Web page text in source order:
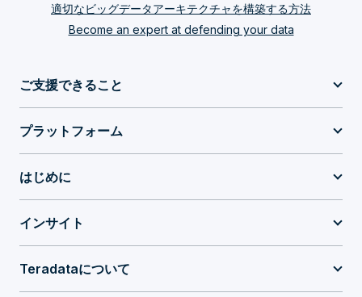
適切なビッグデータアーキテクチャを構築する方法
Become an expert at defending your data
ご支援できること
プラットフォーム
はじめに
インサイト
Teradataについて